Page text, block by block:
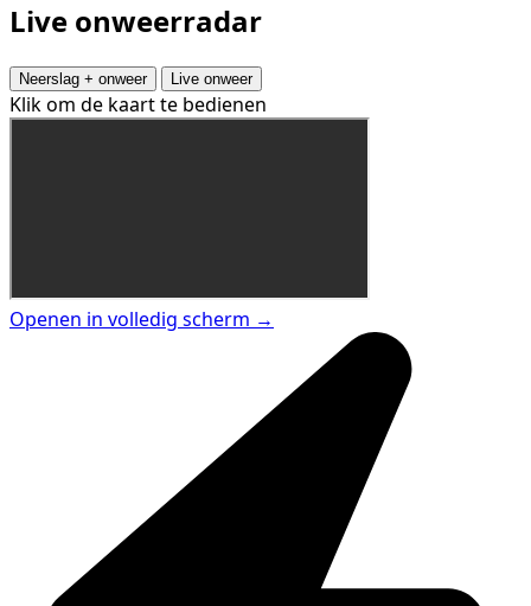
Live onweerradar
Neerslag + onweer Live onweer
Klik om de kaart te bedienen
Openen in volledig scherm →